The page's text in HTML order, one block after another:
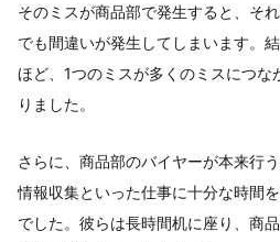
そのミスが商品部で発生すると、そ
でも間違いが発生してしまいます。
ほど、1つのミスが多くのミスにつな
りました。
さらに、商品部のバイヤーが本来行
情報収集といった仕事に十分な時間
でした。彼らは長時間机に座り、商